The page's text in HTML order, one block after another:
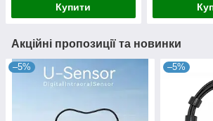
Купити
Акційні пропозиції та новинки
–5% –5%